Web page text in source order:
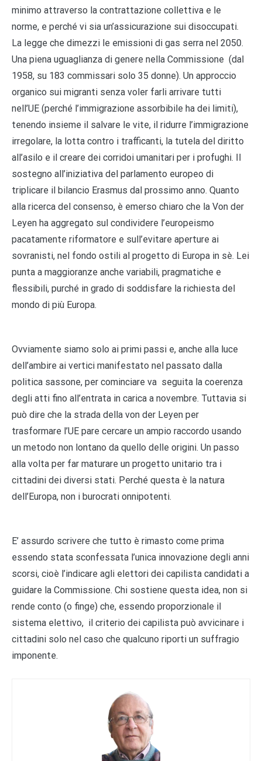
minimo attraverso la contrattazione collettiva e le
norme, e perché vi sia un’assicurazione sui disoccupati.
La legge che dimezzi le emissioni di gas serra nel 2050.
Una piena uguaglianza di genere nella Commissione (dal
1958, su 183 commissari solo 35 donne). Un approccio
organico sui migranti senza voler farli arrivare tutti
nell’UE (perché l’immigrazione assorbibile ha dei limiti),
tenendo insieme il salvare le vite, il ridurre l’immigrazione
irregolare, la lotta contro i trafficanti, la tutela del diritto
all’asilo e il creare dei corridoi umanitari per i profughi. Il
sostegno all’iniziativa del parlamento europeo di
triplicare il bilancio Erasmus dal prossimo anno. Quanto
alla ricerca del consenso, è emerso chiaro che la Von der
Leyen ha aggregato sul condividere l’europeismo
pacatamente riformatore e sull’evitare aperture ai
sovranisti, nel fondo ostili al progetto di Europa in sè. Lei
punta a maggioranze anche variabili, pragmatiche e
flessibili, purché in grado di soddisfare la richiesta del
mondo di più Europa.
Ovviamente siamo solo ai primi passi e, anche alla luce
dell’ambire ai vertici manifestato nel passato dalla
politica sassone, per cominciare va seguita la coerenza
degli atti fino all’entrata in carica a novembre. Tuttavia si
può dire che la strada della von der Leyen per
trasformare l’UE pare cercare un ampio raccordo usando
un metodo non lontano da quello delle origini. Un passo
alla volta per far maturare un progetto unitario tra i
cittadini dei diversi stati. Perché questa è la natura
dell’Europa, non i burocrati onnipotenti.
E’ assurdo scrivere che tutto è rimasto come prima
essendo stata sconfessata l’unica innovazione degli anni
scorsi, cioè l’indicare agli elettori dei capilista candidati a
guidare la Commissione. Chi sostiene questa idea, non si
rende conto (o finge) che, essendo proporzionale il
sistema elettivo, il criterio dei capilista può avvicinare i
cittadini solo nel caso che qualcuno riporti un suffragio
imponente.